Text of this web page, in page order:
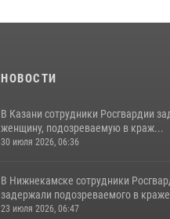
НОВОСТИ
В Казани сотрудники Росгвардии
женщину, подозреваемую в краж...
30 июля 2026, 06:36
В Нижнекамске сотрудники
задержали подозреваемого в краже
23 июля 2026, 06:47